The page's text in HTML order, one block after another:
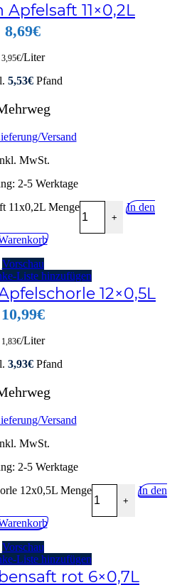
11×0,2L
8,69€
3,95€/Liter
5,53€Pfand
Versand
MwSt.
2-5 Werktage
11x0,2L Menge
+
In den
Vorschau
Liste hinzufügen
12×0,5L
10,99€
1,83€/Liter
3,93€Pfand
Versand
MwSt.
2-5 Werktage
12x0,5L Menge
+
In den
Vorschau
Liste hinzufügen
rot 6×0,7L